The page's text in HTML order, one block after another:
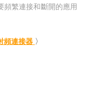
頻繁連接和斷開的應用
頻連接器 〉